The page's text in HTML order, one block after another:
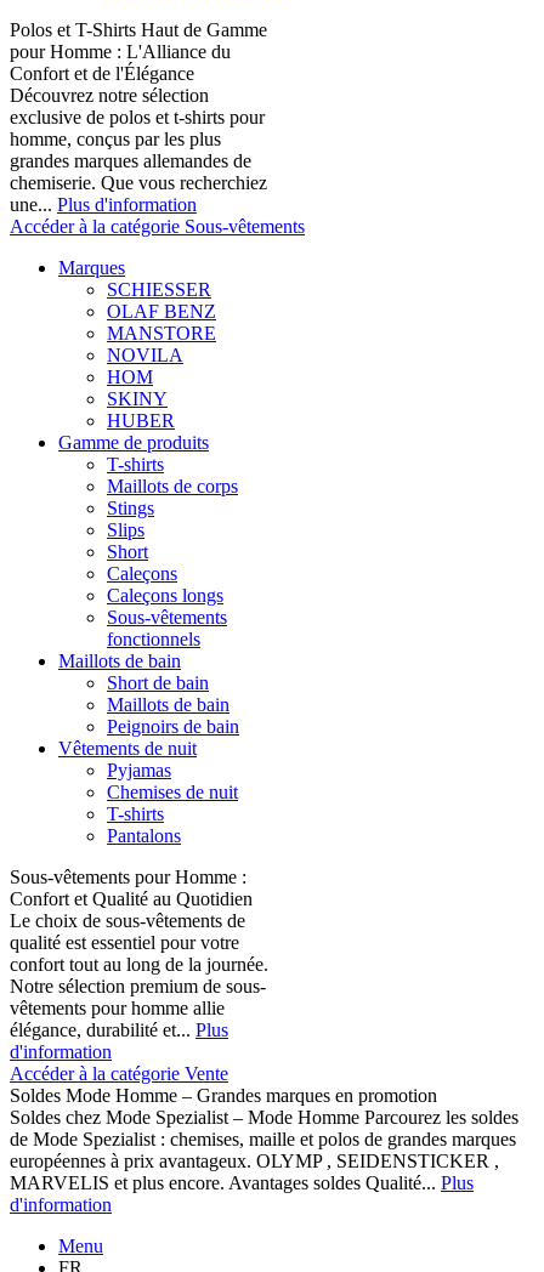
Polos et T-Shirts Haut de Gamme
pour Homme : L'Alliance du
Confort et de l'Élégance
Découvrez notre sélection
exclusive de polos et t-shirts pour
homme, conçus par les plus
grandes marques allemandes de
chemiserie. Que vous recherchiez
une... Plus d'information
Accéder à la catégorie Sous-vêtements
Marques
SCHIESSER
OLAF BENZ
MANSTORE
NOVILA
HOM
SKINY
HUBER
Gamme de produits
T-shirts
Maillots de corps
Stings
Slips
Short
Caleçons
Caleçons longs
Sous-vêtements
fonctionnels
Maillots de bain
Short de bain
Maillots de bain
Peignoirs de bain
Vêtements de nuit
Pyjamas
Chemises de nuit
T-shirts
Pantalons
Sous-vêtements pour Homme :
Confort et Qualité au Quotidien
Le choix de sous-vêtements de
qualité est essentiel pour votre
confort tout au long de la journée.
Notre sélection premium de sous-
vêtements pour homme allie
élégance, durabilité et... Plus
d'information
Accéder à la catégorie Vente
Soldes Mode Homme – Grandes marques en promotion
Soldes chez Mode Spezialist – Mode Homme Parcourez les soldes
de Mode Spezialist : chemises, maille et polos de grandes marques
européennes à prix avantageux. OLYMP , SEIDENSTICKER ,
MARVELIS et plus encore. Avantages soldes Qualité... Plus
d'information
Menu
FR